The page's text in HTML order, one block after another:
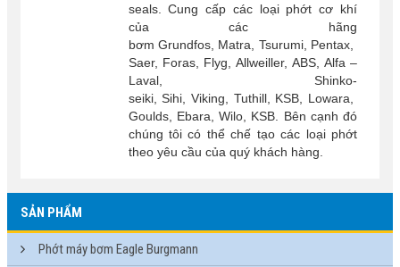
seals. Cung cấp các loại phớt cơ khí
của các hãng
bơm Grundfos, Matra, Tsurumi, Pentax,
Saer, Foras, Flyg, Allweiller, ABS, Alfa –
Laval, Shinko-
seiki, Sihi, Viking, Tuthill, KSB, Lowara,
Goulds, Ebara, Wilo, KSB. Bên cạnh đó
chúng tôi có thể chế tạo các loại phớt
theo yêu cầu của quý khách hàng.
SẢN PHẨM
Phớt máy bơm Eagle Burgmann